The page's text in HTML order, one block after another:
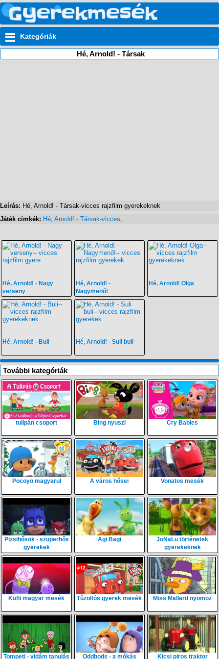
Kategóriák
Hé, Arnold! - Társak
Leírás: Hé, Arnold! - Társak-vicces rajzfilm gyerekeknek
Játék címkék: Hé, Arnold! - Társak-vicces,
Hé, Arnold! - Nagy
verseny
Hé, Arnold! -
Nagymenő!
Hé, Arnold! Olga
Hé, Arnold! - Buli Hé, Arnold! - Suli buli
További kategóriák
tulipán csoport Bing nyuszi Cry Babies
Pocoyo magyarul A város hősei Vonatos mesék
Pizsihősök - szuperhős
gyerekek
Agi Bagi
JoNaLu történetek
gyerekeknek
Kufli magyar mesék Tűzoltós gyerek mesék Miss Mallard nyomoz
Tompeti - vidám tanulás Oddbods - a mókás Kicsi piros traktor